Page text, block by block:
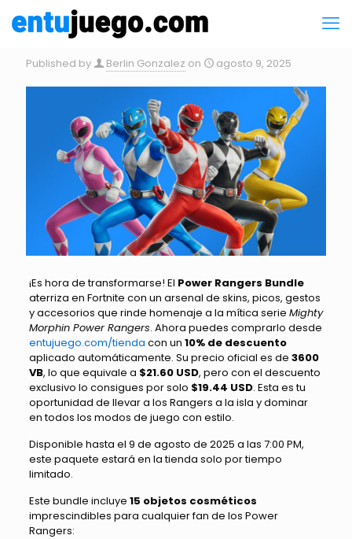
Published by Berlin Gonzalez on agosto 9, 2025
¡Es hora de transformarse! El Power Rangers Bundle
aterriza en Fortnite con un arsenal de skins, picos, gestos
y accesorios que rinde homenaje a la mítica serie Mighty
Morphin Power Rangers. Ahora puedes comprarlo desde
entujuego.com/tienda con un 10% de descuento
aplicado automáticamente. Su precio oficial es de 3600
VB, lo que equivale a $21.60 USD, pero con el descuento
exclusivo lo consigues por solo $19.44 USD. Esta es tu
oportunidad de llevar a los Rangers a la isla y dominar
en todos los modos de juego con estilo.
Disponible hasta el 9 de agosto de 2025 a las 7:00 PM,
este paquete estará en la tienda solo por tiempo
limitado.
Este bundle incluye 15 objetos cosméticos
imprescindibles para cualquier fan de los Power
Rangers: